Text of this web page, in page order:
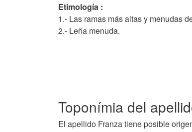
Etimología :
1.- Las ramas más altas y menudas
2.- Leña menuda.
Toponímia del
El apellido Franza tiene posible